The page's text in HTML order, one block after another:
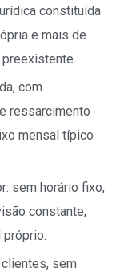
constituída
e mais de
com
ressarcimento
mensal típico
sem horário fixo,
constante,
sem